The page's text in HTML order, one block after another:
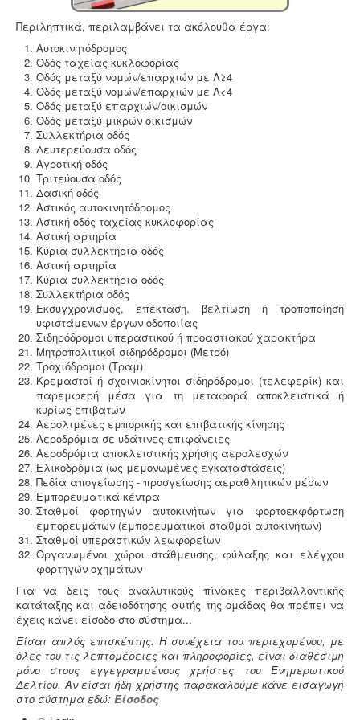
εκδίδεται μετά από την έγκριση της σχετικής μελέτης
Μελέτη HACCP υγειονομικού ενδιαφέροντος
καταστήματα υγειονομικού ενδιαφέροντος,
βρεφονηπιακοί, μονάδες φροντίδας, παλιά & νέα,
υποχρεούνται να διαθέτουν μελέτη διεργασιών
HACCP από επαγγελματία
υγειονολόγο (απόφαση
Νομιμοποίηση γεώτρησης -
ακινήτων, στα οποία υπάρχει γεώτρηση, εκτελούνται
κατόπιν νομιμοποίησης της γεώτρησης. Για να
προχωρήσει η συμβολαιογραφική πράξη θα πρέπει να
έχει εκδοθεί κωδικός ΕΜΣΥ ενεργού ή ανενεργού
σημείου υδροληψίας
Συλλογή και μεταφορά αποβλήτων -
δραστηριότητα συλλογής και μεταφοράς μη
επικίνδυνων αποβλήτων ασκείται μετά από την έκδοση
της σχετικής άδειας. Η άδεια εκδίδεται μετά από
την έγκριση της σχετικής περιβαλλοντικής μελέτης
οργάνωσης του δικτύου συλλογής και μεταφοράς.
με τις από 12-06-2018 νέες διατάξεις του νόμου
4495/2017 τα εκτός σχεδίου εξ αδιαιρέτου μπορούν να
προχωρήσουν σε σύσταση διαίρεσης ιδιοκτησίας
κατόπιν αγωγής στο πρωτοδικείο από το 65% των
συνιδιοκτητών.
Περιληπτικά, περιλαμβάνει τα ακόλουθα έργα:
Αυτοκινητόδρομος
Οδός ταχείας κυκλοφορίας
Οδός μεταξύ νομών/επαρχιών με Λ≥4
Οδός μεταξύ νομών/επαρχιών με Λ<4
Οδός μεταξύ επαρχιών/οικισμών
Οδός μεταξύ μικρών οικισμών
Συλλεκτήρια οδός
Δευτερεύουσα οδός
Αγροτική οδός
Τριτεύουσα οδός
Δασική οδός
Αστικός αυτοκινητόδρομος
Αστική οδός ταχείας κυκλοφορίας
Αστική αρτηρία
Κύρια συλλεκτήρια οδός
Αστική αρτηρία
Κύρια συλλεκτήρια οδός
Συλλεκτήρια οδός
Εκσυγχρονισμός, επέκταση, βελτίωση ή τροποποίηση
υφιστάμενων έργων οδοποιίας
Σιδηρόδρομοι υπεραστικού ή προαστιακού χαρακτήρα
Μητροπολιτικοί σιδηρόδρομοι (Μετρό)
Τροχιόδρομοι (Τραμ)
Κρεμαστοί ή σχοινιοκίνητοι σιδηρόδρομοι (τελεφερίκ) και
παρεμφερή μέσα για τη μεταφορά αποκλειστικά ή
κυρίως επιβατών
Αερολιμένες εμπορικής και επιβατικής κίνησης
Αεροδρόμια σε υδάτινες επιφάνειες
Αεροδρόμια αποκλειστικής χρήσης αερολεσχών
Ελικοδρόμια (ως μεμονωμένες εγκαταστάσεις)
Πεδία απογείωσης - προσγείωσης αεραθλητικών μέσων
Εμπορευματικά κέντρα
Σταθμοί φορτηγών αυτοκινήτων για φορτοεκφόρτωση
εμπορευμάτων (εμπορευματικοί σταθμοί αυτοκινήτων)
Σταθμοί υπεραστικών λεωφορείων
Οργανωμένοι χώροι στάθμευσης, φύλαξης και ελέγχου
φορτηγών οχημάτων
Για να δεις τους αναλυτικούς πίνακες περιβαλλοντικής
κατάταξης και αδειοδότησης αυτής της ομάδας θα πρέπει να
έχεις κάνει είσοδο στο σύστημα...
Είσαι απλός επισκέπτης. Η συνέχεια του περιεχομένου, με
όλες του τις λεπτομέρειες και πληροφορίες, είναι διαθέσιμη
μόνο στους εγγεγραμμένους χρήστες του Ενημερωτικού
Δελτίου. Αν είσαι ήδη χρήστης παρακαλούμε κάνε εισαγωγή
στο σύστημα εδώ: Είσοδος